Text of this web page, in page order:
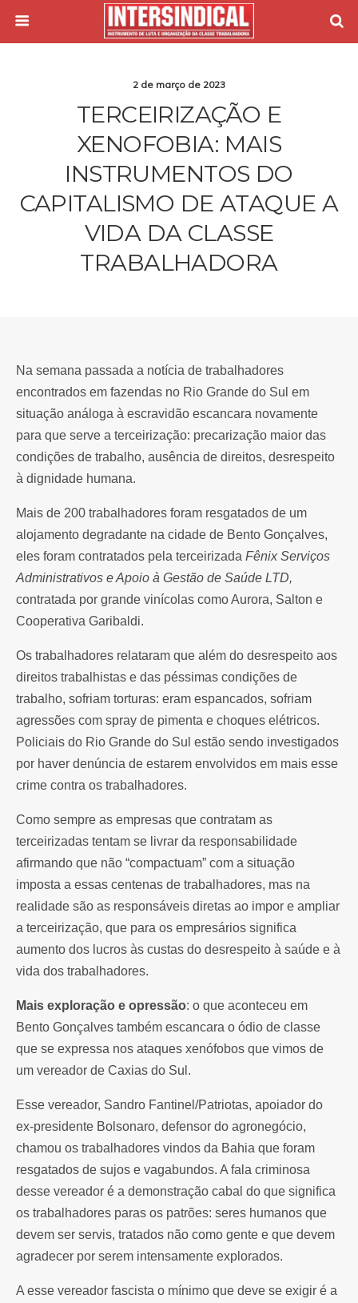
2 de março de 2023
TERCEIRIZAÇÃO E
XENOFOBIA: MAIS
INSTRUMENTOS DO
CAPITALISMO DE ATAQUE A
VIDA DA CLASSE
TRABALHADORA
Na semana passada a notícia de trabalhadores
encontrados em fazendas no Rio Grande do Sul em
situação análoga à escravidão escancara novamente
para que serve a terceirização: precarização maior das
condições de trabalho, ausência de direitos, desrespeito
à dignidade humana.
Mais de 200 trabalhadores foram resgatados de um
alojamento degradante na cidade de Bento Gonçalves,
eles foram contratados pela terceirizada Fênix Serviços
Administrativos e Apoio à Gestão de Saúde LTD,
contratada por grande vinícolas como Aurora, Salton e
Cooperativa Garibaldi.
Os trabalhadores relataram que além do desrespeito aos
direitos trabalhistas e das péssimas condições de
trabalho, sofriam torturas: eram espancados, sofriam
agressões com spray de pimenta e choques elétricos.
Policiais do Rio Grande do Sul estão sendo investigados
por haver denúncia de estarem envolvidos em mais esse
crime contra os trabalhadores.
Como sempre as empresas que contratam as
terceirizadas tentam se livrar da responsabilidade
afirmando que não “compactuam” com a situação
imposta a essas centenas de trabalhadores, mas na
realidade são as responsáveis diretas ao impor e ampliar
a terceirização, que para os empresários significa
aumento dos lucros às custas do desrespeito à saúde e à
vida dos trabalhadores.
Mais exploração e opressão: o que aconteceu em
Bento Gonçalves também escancara o ódio de classe
que se expressa nos ataques xenófobos que vimos de
um vereador de Caxias do Sul.
Esse vereador, Sandro Fantinel/Patriotas, apoiador do
ex-presidente Bolsonaro, defensor do agronegócio,
chamou os trabalhadores vindos da Bahia que foram
resgatados de sujos e vagabundos. A fala criminosa
desse vereador é a demonstração cabal do que significa
os trabalhadores paras os patrões: seres humanos que
devem ser servis, tratados não como gente e que devem
agradecer por serem intensamente explorados.
A esse vereador fascista o mínimo que deve se exigir é a